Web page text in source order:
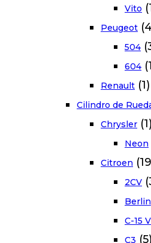
Vito
Peugeot
504
604
Renault (1)
Cilindro de
Chrysler (1)
Neon
Citroen
2CV
C-15
C3 (5)